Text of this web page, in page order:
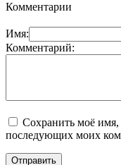
Комментарии
Имя:
Комментарий:
Сохранить моё имя,
последующих моих